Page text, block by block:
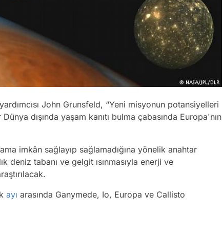
John Grunsfeld, “Yeni misyonun potansiyelleri
dışında yaşam kanıtı bulma çabasında Europa'nın
imkân sağlayıp sağlamadığına yönelik anahtar
deniz tabanı ve gelgit ısınmasıyla enerji ve
ayı arasında Ganymede, Io, Europa ve Callisto